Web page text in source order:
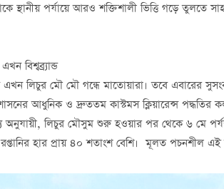
স্থানীয় পর্যায়ে আরও শক্তিশালী ভিত্তি গড়ে তুলতে
বিশ্বব্র্যান্ড
এখন লিচুর মৌ মৌ গন্ধে মাতোয়ারা। তবে এবারের
আধুনিক ও দ্রুততম কাস্টমস ক্লিয়ারেন্স পদ্ধতির
অনুযায়ী, লিচুর মৌসুম শুরু হওয়ার পর থেকে ৬ মে
হার প্রায় ৪০ শতাংশ বেশি। মূলত পচনশীল এই